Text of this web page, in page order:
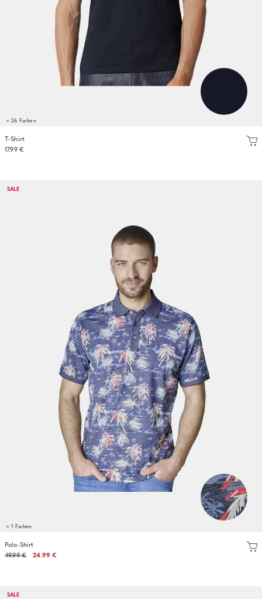
+ 26 Farben
T-Shirt
17.99 €
SALE
+ 1 Farben
Polo-Shirt
49.99 €
24.99 €
SALE